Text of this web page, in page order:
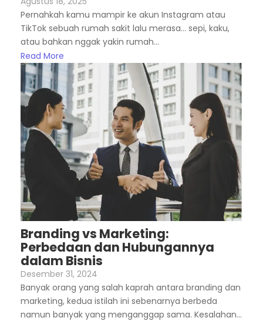
Pernahkah kamu mampir ke akun Instagram atau
TikTok sebuah rumah sakit lalu merasa… sepi, kaku,
atau bahkan nggak yakin rumah...
Read More
Branding vs Marketing:
Perbedaan dan Hubungannya
dalam Bisnis
Desember 31, 2024
Banyak orang yang salah kaprah antara branding dan
marketing, kedua istilah ini sebenarnya berbeda
namun banyak yang menganggap sama. Kesalahan...